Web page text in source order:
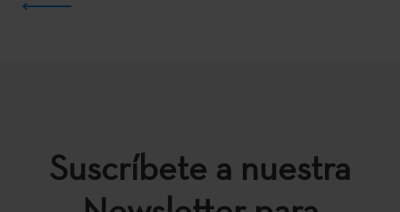
Suscríbete a nuestra